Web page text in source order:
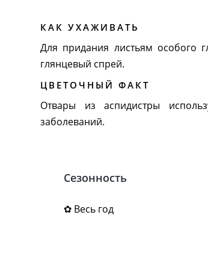
КАК УХАЖИВАТЬ
Для придания листьям особого
глянцевый спрей.
ЦВЕТОЧНЫЙ ФАКТ
Отвары из аспидистры
заболеваний.
Сезонность
✿ Весь год